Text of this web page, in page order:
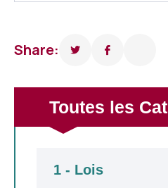
Toutes les
1 - Lois
Share: